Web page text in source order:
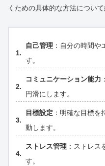
くための具体的な方法について
自己管理 ：自分の時間や
す。
コミュニケーション能力
円滑にします。
目標設定 ：明確な目標
動します。
ストレス管理 ：ストレス
す。